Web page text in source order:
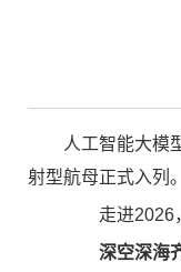
人工智能大模
射型航母正式入列
走进2026，
深空深海